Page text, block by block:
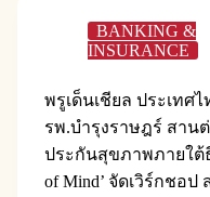
BANKING &
INSURANCE
พรูเด็นเชียล ประเทศ
รพ.บำรุงราษฎร์ สาน
ประกันสุขภาพภายใต้ธี
of Mind’ จัดเวิร์กชอป